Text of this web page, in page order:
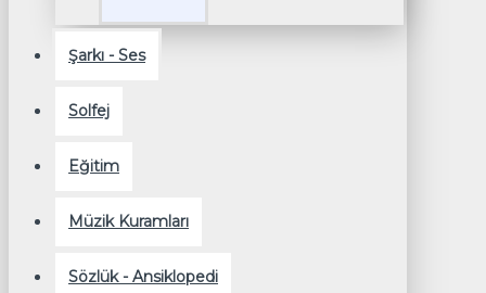
Şarkı - Ses
Solfej
Eğitim
Müzik Kuramları
Sözlük - Ansiklopedi